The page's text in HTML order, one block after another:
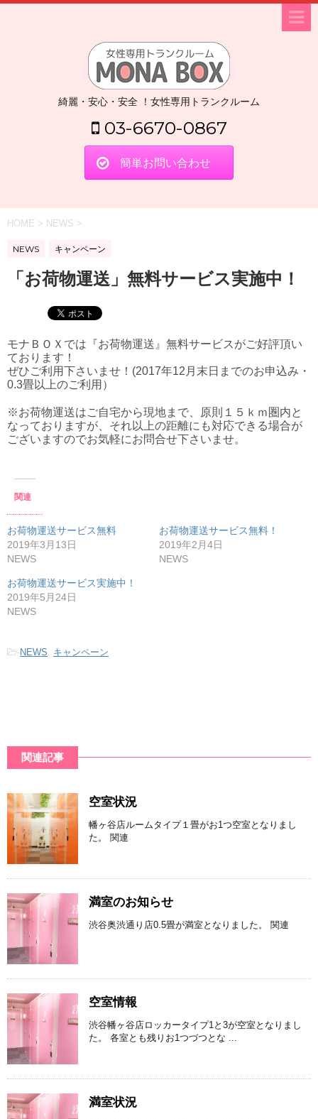
綺麗・安心・安全 ！女性専用トランクルーム
03-6670-0867
簡単お問い合わせ
HOME > NEWS >
NEWS キャンペーン
「お荷物運送」無料サービス実施中！
モナＢＯＸでは『お荷物運送』無料サービスがご好評頂い
ております！
ぜひご利用下さいませ！(2017年12月末日までのお申込み・
0.3畳以上のご利用）
※お荷物運送はご自宅から現地まで、原則１５ｋｍ圏内と
なっておりますが、それ以上の距離にも対応できる場合が
ございますのでお気軽にお問合せ下さいませ。
関連
お荷物運送サービス無料
2019年3月13日
NEWS
お荷物運送サービス無料！
2019年2月4日
NEWS
お荷物運送サービス実施中！
2019年5月24日
NEWS
-NEWS, キャンペーン
関連記事
空室状況
幡ヶ谷店ルームタイプ１畳がお1つ空室となりまし
た。 関連
満室のお知らせ
渋谷奥渋通り店0.5畳が満室となりました。 関連
空室情報
渋谷幡ヶ谷店ロッカータイプ1と3が空室となりまし
た。 各室とも残りお1つづつとな ...
満室状況